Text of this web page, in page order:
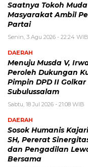
Saatnya Tokoh
Masyarakat Ambil
Partai
Senin, 3 Agu 2026 - 22:24 WIB
DAERAH
Menuju Musda V,
Peroleh Dukungan
Pimpin DPD II Golkar
Subulussalam
Sabtu, 18 Jul 2026 - 21:08 WIB
DAERAH
Sosok Humanis
SH, Pererat
dan Pengadilan
Bersama